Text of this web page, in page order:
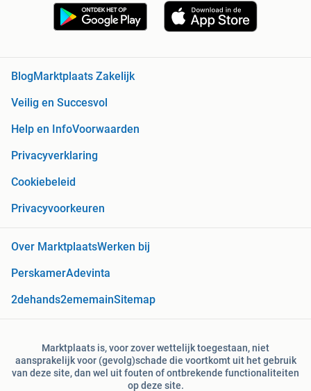
BlogMarktplaats Zakelijk
Veilig en Succesvol
Help en InfoVoorwaarden
Privacyverklaring
Cookiebeleid
Privacyvoorkeuren
Over MarktplaatsWerken bij
PerskamerAdevinta
2dehands2ememainSitemap
Marktplaats is, voor zover wettelijk toegestaan, niet
aansprakelijk voor (gevolg)schade die voortkomt uit het gebruik
van deze site, dan wel uit fouten of ontbrekende functionaliteiten
op deze site.